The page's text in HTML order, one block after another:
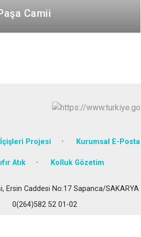
Kaynarca
Camii
İçişleri Projesi Kurumsal E-Posta
Atık Kolluk Gözetim
Ersin Caddesi No:17 Sapanca/SAKARYA
0(264)582 52 01-02